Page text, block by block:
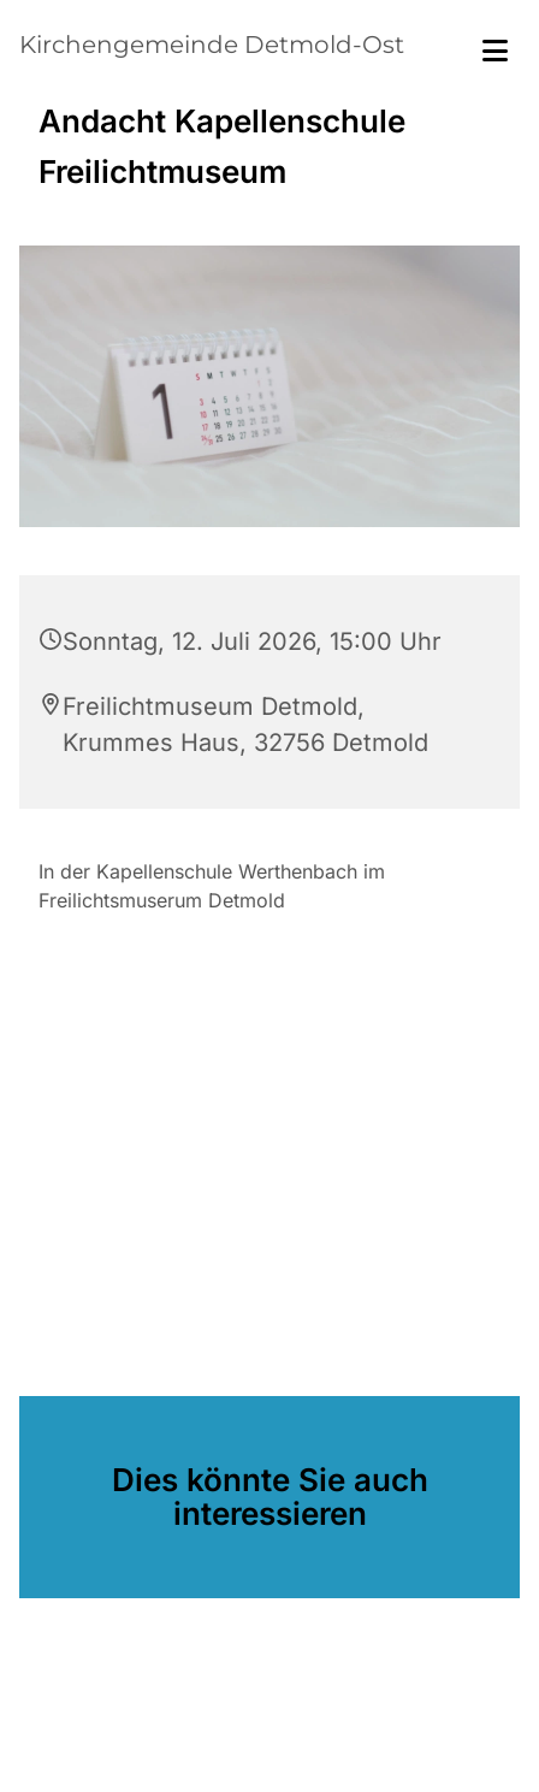
Kirchengemeinde Detmold-Ost
Andacht Kapellenschule
Freilichtmuseum
Sonntag, 12. Juli 2026, 15:00 Uhr
Freilichtmuseum Detmold,
Krummes Haus, 32756 Detmold
In der Kapellenschule Werthenbach im
Freilichtsmuserum Detmold
Dies könnte Sie auch
interessieren